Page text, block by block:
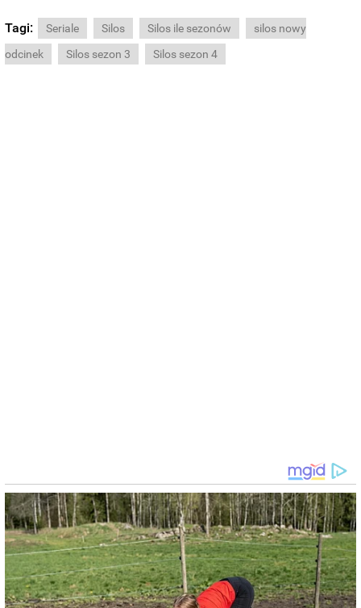
Tagi: Seriale Silos Silos ile sezonów
silos nowy
odcinek
Silos sezon 3 Silos sezon 4